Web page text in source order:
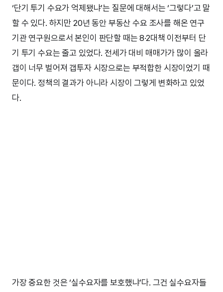
‘단기 투기 수요가 억제됐냐’는 질문에 대해서는 ‘그렇다’고 말
할 수 있다. 하지만 20년 동안 부동산 수요 조사를 해온 연구
기관 연구원으로서 본인이 판단할 때는 8·2대책 이전부터 단
기 투기 수요는 줄고 있었다. 전세가 대비 매매가가 많이 올라
갭이 너무 벌어져 갭투자 시장으로는 부적합한 시장이었기 때
문이다. 정책의 결과가 아니라 시장이 그렇게 변화하고 있었
다.
가장 중요한 것은 ‘실수요자를 보호했냐’다. 그건 실수요자들